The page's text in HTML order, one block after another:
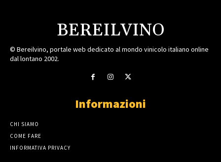
BEREILVINO
© Bereilvino, portale web dedicato al mondo vinicolo italiano online
dal lontano 2002.
Informazioni
CHI SIAMO
COME FARE
INFORMATIVA PRIVACY